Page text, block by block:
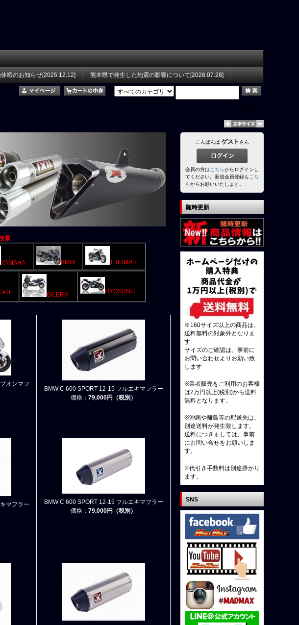
暇のお知らせ[2025.12.12] 熊本県で発生した地震の影響について[2026.07.28]
索
YAMAHA BMW TRIUMPH
GILERA HYOSUNG
オンマフ
BMW C 600 SPORT 12-15 フルエキマフラー
価格： 79,000円（税別）
マフラー
BMW C 600 SPORT 12-15 フルエキマフラー
価格： 79,000円（税別）
こんばんは ゲスト さん
会員の方はこちらからログインし
てください。新規会員登録もこち
らからお願いいたします。
随時更新
※160サイズ以上の商品は、
送料無料の対象外となりま
す
サイズのご確認は、事前に
お問い合わせよりお願い致
します
※業者販売をご利用のお客様
は2万円以上(税別)から送料
無料となります。
※沖縄や離島等の配送先は、
別途送料が発生致します。
送料につきましては、事前
にお問い合せをお願いしま
す。
※代引き手数料は別途掛かり
ます。
SNS